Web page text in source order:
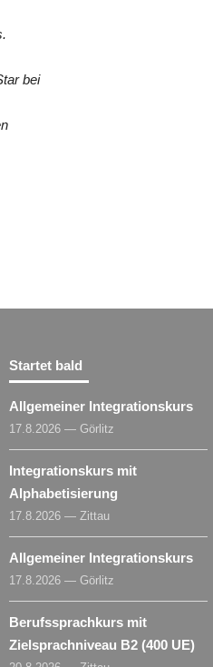
bei
Startet bald
Allgemeiner Integrationskurs
17.8.2026 — Görlitz
Integrationskurs mit
Alphabetisierung
17.8.2026 — Zittau
Allgemeiner Integrationskurs
17.8.2026 — Görlitz
Berufssprachkurs mit
Zielsprachniveau B2 (400 UE)